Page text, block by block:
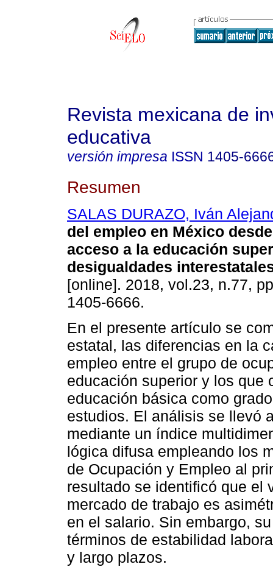
Revista mexicana de
educativa
versión impresa ISSN 1405-
Resumen
SALAS DURAZO, Iván
del empleo en México
acceso a la educación
desigualdades
[online]. 2018, vol.23, n.77,
1405-6666.
En el presente artículo se
estatal, las diferencias en la
empleo entre el grupo de
educación superior y los que
educación básica como
estudios. El análisis se llevó
mediante un índice
lógica difusa empleando los
de Ocupación y Empleo al
resultado se identificó que el
mercado de trabajo es
en el salario. Sin embargo,
términos de estabilidad
y largo plazos.